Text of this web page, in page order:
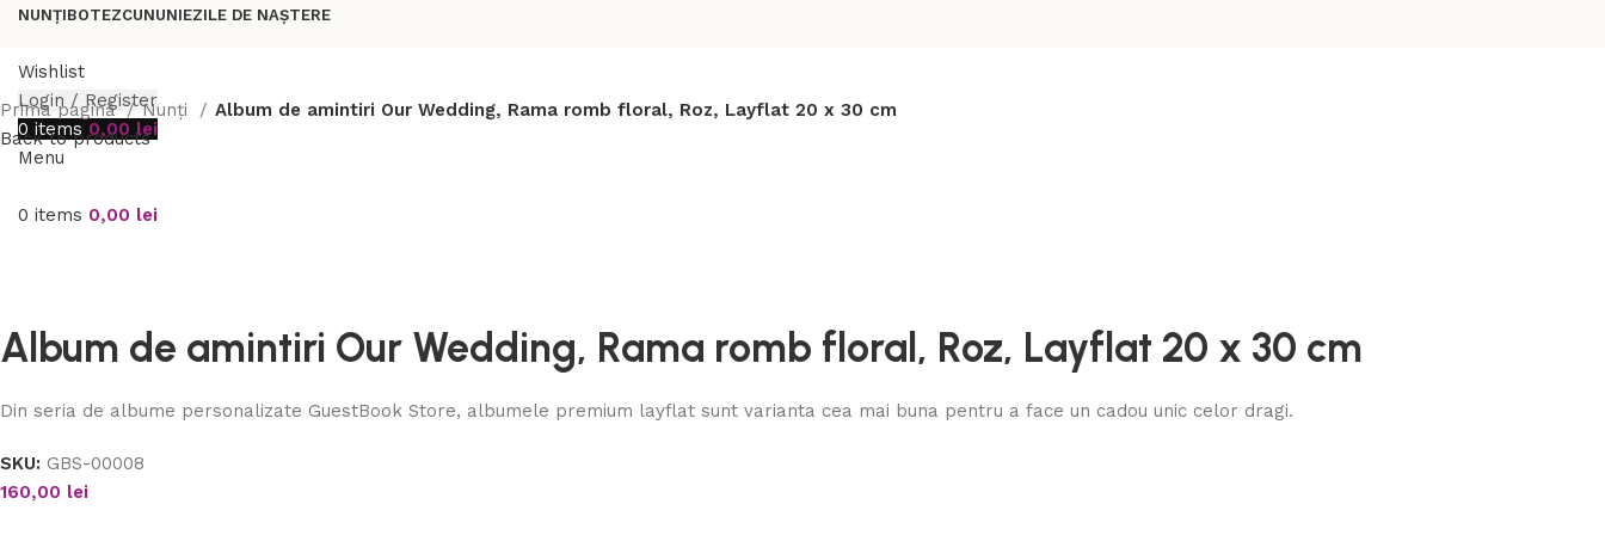
NUNȚIBOTEZCUNUNIEZILE DE NAȘTERE
Wishlist
Login / Register
0 items 0,00 lei
Menu
0 items 0,00 lei
Prima pagină Nunți
Album de amintiri Our Wedding, Rama romb floral, Roz, Layflat 20 x 30 cm
Back to products
Album de amintiri Our Wedding, Rama romb floral, Roz, Layflat 20 x 30 cm
Din seria de albume personalizate GuestBook Store, albumele premium layflat sunt varianta cea mai buna pentru a face un cadou unic celor dragi.
SKU: GBS-00008
160,00 lei